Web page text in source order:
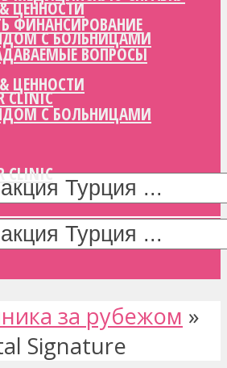
ЦЕННОСТИ
С БОЛЬНИЦАМИ
CLINIC
ФИНАНСИРОВАНИЕ
ВОПРОСЫ
ЦЕННОСТИ
С БОЛЬНИЦАМИ
CLINIC
за рубежом »
Signature